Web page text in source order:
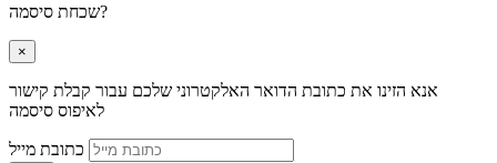
שכחת סיסמה?
×
אנא הזינו את כתובת הדואר האלקטרוני שלכם עבור קבלת קישור
לאיפוס סיסמה